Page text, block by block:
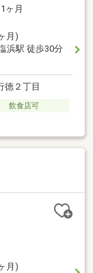
1ヶ月
月)
浜駅 徒歩30分
徳２丁目
飲食店可
月)